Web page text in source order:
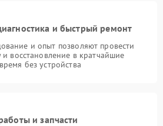
и быстрый ремонт
и опыт позволяют провести
и восстановление в кратчайшие
без устройства
и запчасти